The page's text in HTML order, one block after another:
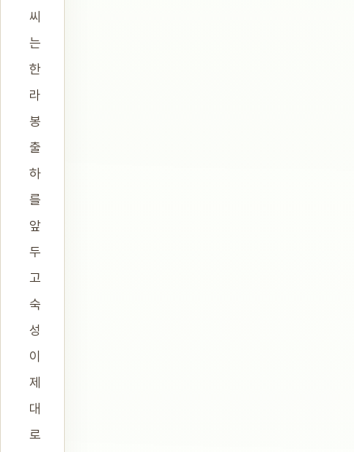
씨
는
한
라
봉
출
하
를
앞
두
고
숙
성
이
제
대
로